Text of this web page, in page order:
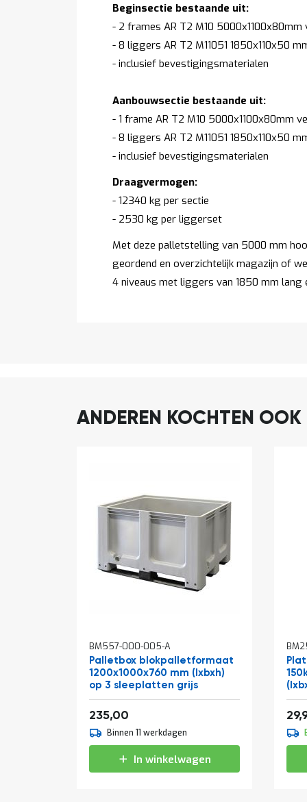
Beginsectie bestaande uit:
- 2 frames AR T2 M10 5000x1100x80mm
- 8 liggers AR T2 M11051 1850x110x50
- inclusief bevestigingsmaterialen
Aanbouwsectie bestaande uit:
- 1 frame AR T2 M10 5000x1100x80mm
- 8 liggers AR T2 M11051 1850x110x50
- inclusief bevestigingsmaterialen
Draagvermogen:
- 12340 kg per sectie
- 2530 kg per liggerset
Met deze palletstelling van 5000 mm
geordend en overzichtelijk magazijn of
4 niveaus met liggers van 1850 mm
ANDEREN KOCHTEN OOK
BM557-000-005-A
Palletbox blokpalletformaat
1200x1000x760 mm (lxbxh)
op 3 sleeplatten grijs
235,00
winkelwagen
Binnen 11 werkdagen
In winkelwagen